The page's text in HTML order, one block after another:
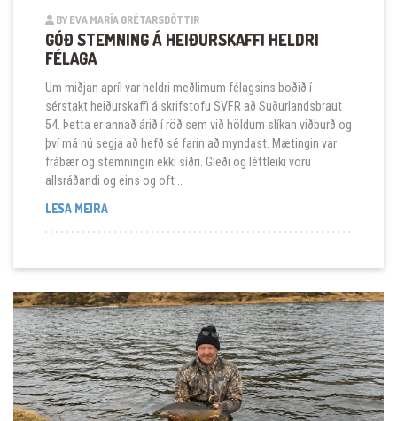
BY EVA MARÍA GRÉTARSDÓTTIR
GÓÐ STEMNING Á HEIÐURSKAFFI HELDRI
FÉLAGA
Um miðjan apríl var heldri meðlimum félagsins boðið í
sérstakt heiðurskaffi á skrifstofu SVFR að Suðurlandsbraut
54. Þetta er annað árið í röð sem við höldum slíkan viðburð og
því má nú segja að hefð sé farin að myndast. Mætingin var
frábær og stemningin ekki síðri. Gleði og léttleiki voru
allsráðandi og eins og oft …
LESA MEIRAGÓÐ STEMNING Á HEIÐURSKAFFI HELDRI FÉLAGA